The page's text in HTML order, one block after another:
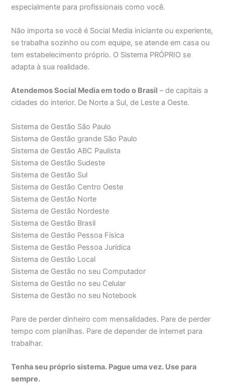
especialmente para profissionais como você.
Não importa se você é Social Media iniciante ou experiente,
se trabalha sozinho ou com equipe, se atende em casa ou
tem estabelecimento próprio. O Sistema PRÓPRIO se
adapta à sua realidade.
Atendemos Social Media em todo o Brasil – de capitais a
cidades do interior. De Norte a Sul, de Leste a Oeste.
Sistema de Gestão São Paulo
Sistema de Gestão grande São Paulo
Sistema de Gestão ABC Paulista
Sistema de Gestão Sudeste
Sistema de Gestão Sul
Sistema de Gestão Centro Oeste
Sistema de Gestão Norte
Sistema de Gestão Nordeste
Sistema de Gestão Brasil
Sistema de Gestão Pessoa Física
Sistema de Gestão Pessoa Jurídica
Sistema de Gestão Local
Sistema de Gestão no seu Computador
Sistema de Gestão no seu Celular
Sistema de Gestão no seu Notebook
Pare de perder dinheiro com mensalidades. Pare de perder
tempo com planilhas. Pare de depender de internet para
trabalhar.
Tenha seu próprio sistema. Pague uma vez. Use para
sempre.